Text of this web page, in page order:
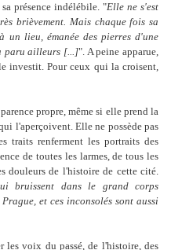
présence indélébile. "Elle ne s'est
brièvement. Mais chaque fois sa
un lieu, émanée des pierres d'une
paru ailleurs [...]". A peine apparue,
investit. Pour ceux qui la croisent,
propre, même si elle prend la
l'aperçoivent. Elle ne possède pas
traits renferment les portraits des
de toutes les larmes, de tous les
douleurs de l'histoire de cette cité.
bruissent dans le grand corps
et ces inconsolés sont aussi
les voix du passé, de l'histoire, des